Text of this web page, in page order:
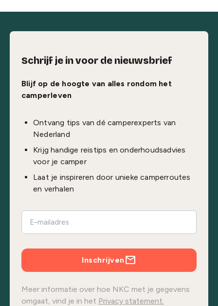
Schrijf je in voor de nieuwsbrief
Blijf op de hoogte van alles rondom het
camperleven
Ontvang tips van dé camperexperts van
Nederland
Krijg handige reistips en onderhoudsadvies
voor je camper
Laat je inspireren door unieke camperroutes
en verhalen
Inschrijven
Meer informatie over hoe NKC met je gegevens
omgaat, vind je in het Privacy statement.